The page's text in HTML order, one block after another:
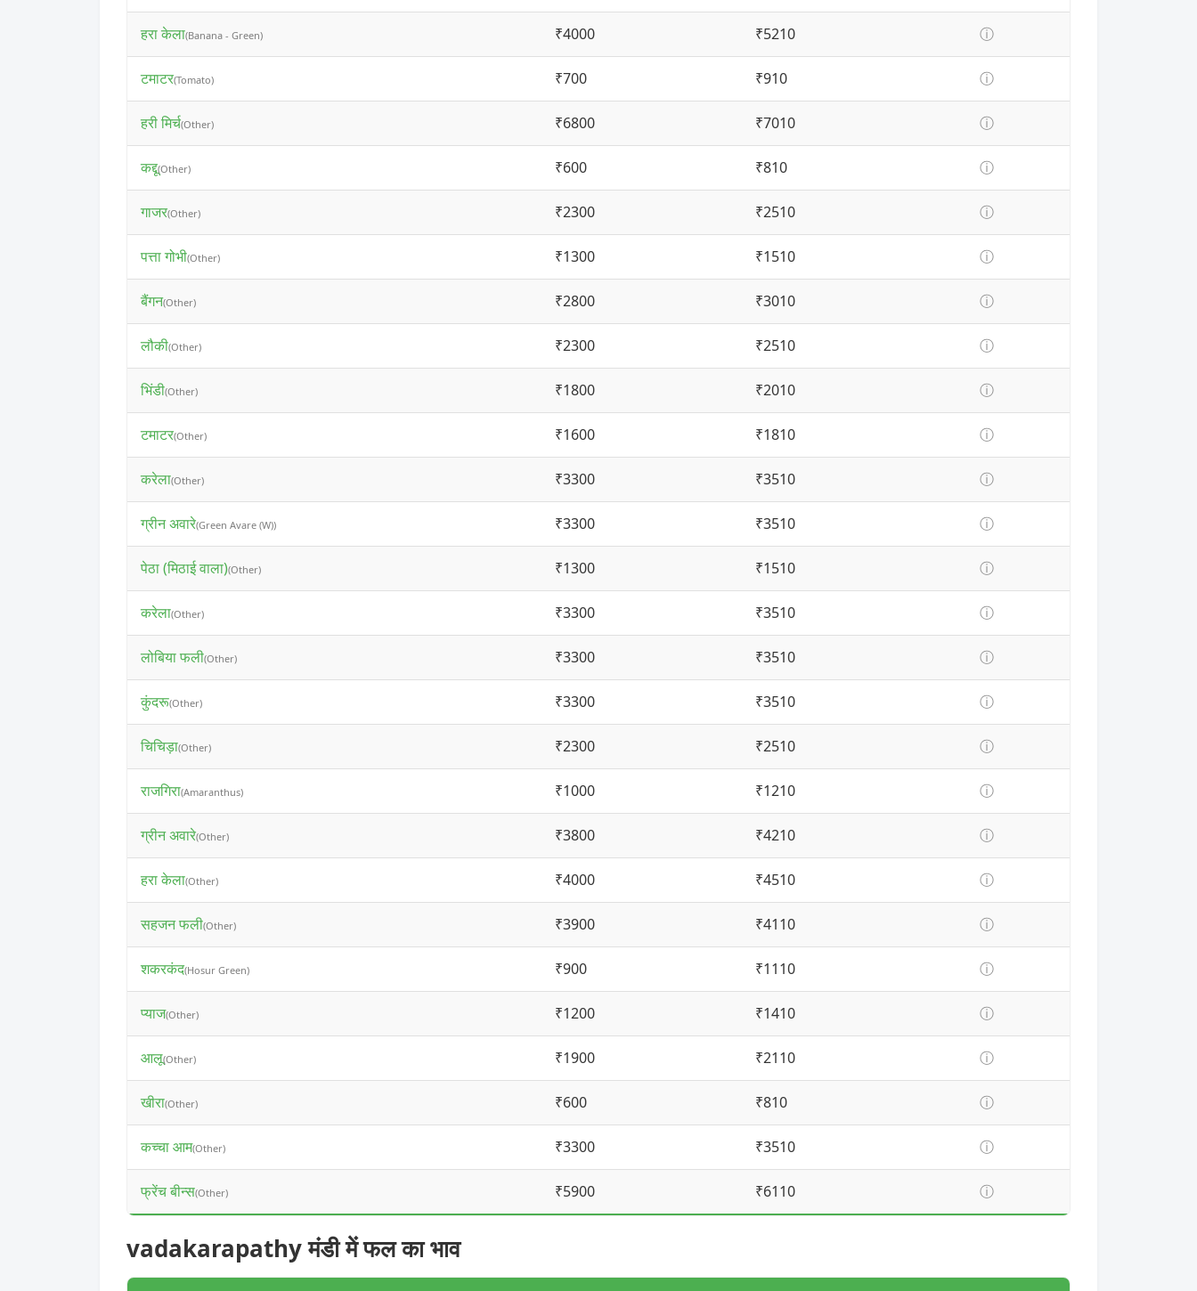
हरा केला(Banana - Green) ₹4000 ₹5210 ⓘ
टमाटर(Tomato) ₹700 ₹910 ⓘ
हरी मिर्च(Other) ₹6800 ₹7010 ⓘ
कद्दू(Other) ₹600 ₹810 ⓘ
गाजर(Other) ₹2300 ₹2510 ⓘ
पत्ता गोभी(Other) ₹1300 ₹1510 ⓘ
बैंगन(Other) ₹2800 ₹3010 ⓘ
लौकी(Other) ₹2300 ₹2510 ⓘ
भिंडी(Other) ₹1800 ₹2010 ⓘ
टमाटर(Other) ₹1600 ₹1810 ⓘ
करेला(Other) ₹3300 ₹3510 ⓘ
ग्रीन अवारे(Green Avare (W)) ₹3300 ₹3510 ⓘ
पेठा (मिठाई वाला)(Other) ₹1300 ₹1510 ⓘ
करेला(Other) ₹3300 ₹3510 ⓘ
लोबिया फली(Other) ₹3300 ₹3510 ⓘ
कुंदरू(Other) ₹3300 ₹3510 ⓘ
चिचिड़ा(Other) ₹2300 ₹2510 ⓘ
राजगिरा(Amaranthus) ₹1000 ₹1210 ⓘ
ग्रीन अवारे(Other) ₹3800 ₹4210 ⓘ
हरा केला(Other) ₹4000 ₹4510 ⓘ
सहजन फली(Other) ₹3900 ₹4110 ⓘ
शकरकंद(Hosur Green) ₹900 ₹1110 ⓘ
प्याज(Other) ₹1200 ₹1410 ⓘ
आलू(Other) ₹1900 ₹2110 ⓘ
खीरा(Other) ₹600 ₹810 ⓘ
कच्चा आम(Other) ₹3300 ₹3510 ⓘ
फ्रेंच बीन्स(Other) ₹5900 ₹6110 ⓘ
vadakarapathy मंडी में फल का भाव